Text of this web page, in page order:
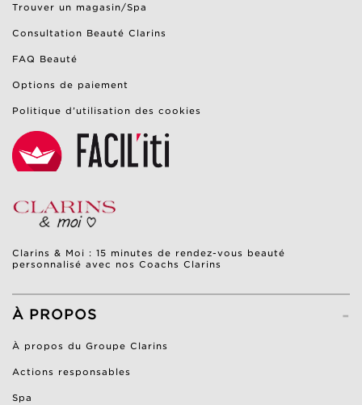
Trouver un magasin/Spa
Consultation Beauté Clarins
FAQ Beauté
Options de paiement
Politique d’utilisation des cookies
Clarins & Moi : 15 minutes de rendez-vous beauté
personnalisé avec nos Coachs Clarins
-
À PROPOS
À propos du Groupe Clarins
Actions responsables
Spa